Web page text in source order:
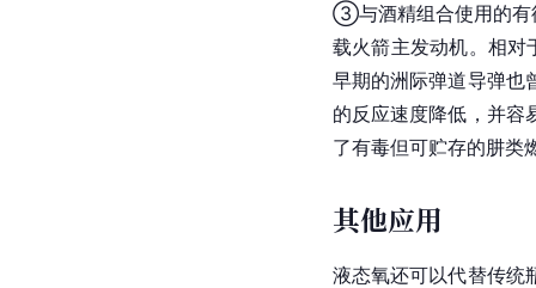
③与酒精组合使用的有
载火箭主发动机。相对
早期的洲际弹道导弹也
的反应速度降低，并容
了有毒但可贮存的肼类
其他应用
液态氧还可以代替传统